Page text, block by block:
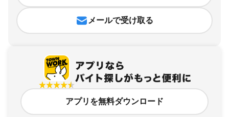
メールで受け取る
アプリを無料ダウンロード